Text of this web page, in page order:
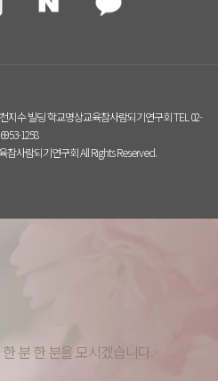
지수 빌딩 학교명상교육참사람되기연구회 TEL 02-
6953-1258
사람되기연구회 All Rights Reserved.
분 한 분을 모시겠습니다.